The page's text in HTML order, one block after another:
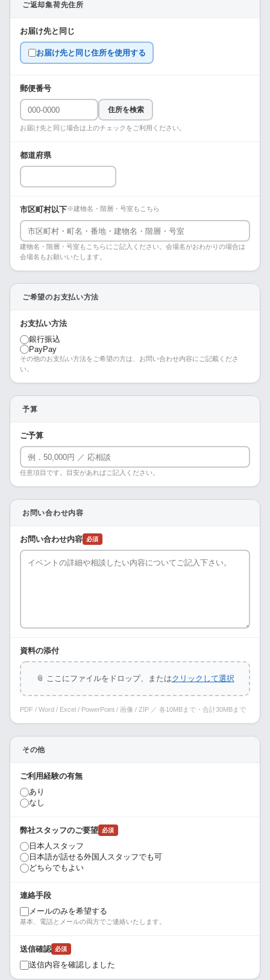
ご返却集荷先住所
お届け先と同じ
お届け先と同じ住所を使用する
郵便番号
住所を検索
お届け先と同じ場合は上のチェックをご利用ください。
都道府県
市区町村以下※建物名・階層・号室もこちら
建物名・階層・号室もこちらにご記入ください。会場名がおわかりの場合は
会場名もお願いいたします。
ご希望のお支払い方法
お支払い方法
銀行振込
PayPay
その他のお支払い方法をご希望の方は、お問い合わせ内容にご記載くださ
い。
予算
ご予算
任意項目です。目安があればご記入ください。
お問い合わせ内容
お問い合わせ内容 必須
資料の添付
📎 ここにファイルをドロップ、またはクリックして選択
PDF / Word / Excel / PowerPoint / 画像 / ZIP ／ 各10MBまで・合計30MBまで
その他
ご利用経験の有無
あり
なし
弊社スタッフのご要望 必須
日本人スタッフ
日本語が話せる外国人スタッフでも可
どちらでもよい
連絡手段
メールのみを希望する
基本、電話とメールの両方でご連絡いたします。
送信確認 必須
送信内容を確認しました